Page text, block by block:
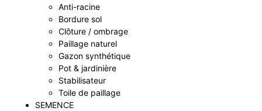
Anti-racine
Bordure sol
Clôture / ombrage
Paillage naturel
Gazon synthétique
Pot & jardinière
Stabilisateur
Toile de paillage
SEMENCE